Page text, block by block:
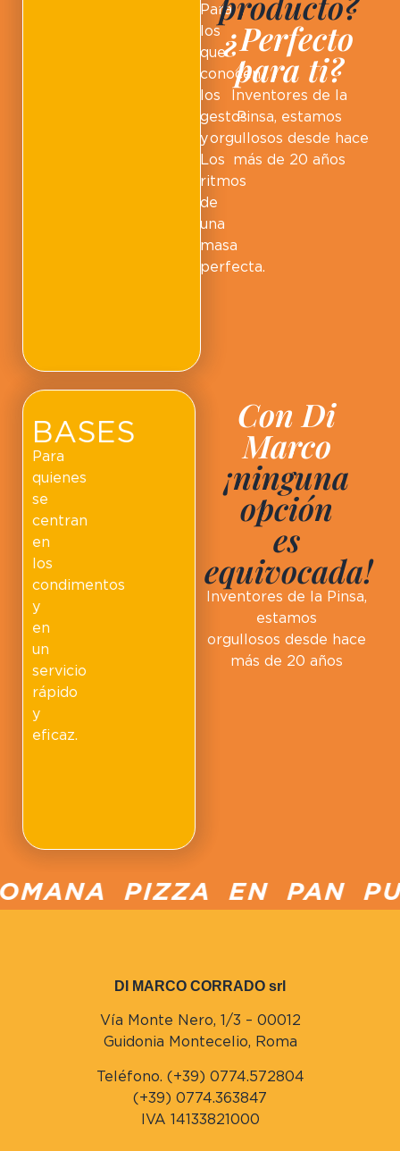
Para
los
que
conocen
los
gestos
y
Los
ritmos
de
una
masa
perfecta.
¿Perfecto
para ti?
Inventores de la
Pinsa, estamos
orgullosos desde hace
más de 20 años
Con Di
Marco
¡ninguna
opción
es
equivocada!
Inventores de la Pinsa,
estamos
orgullosos desde hace
más de 20 años
BASES
Para
quienes
se
centran
en
los
condimentos
y
en
un
servicio
rápido
y
eficaz.
PIZZA EN PAN
DI MARCO CORRADO srl
Vía Monte Nero, 1/3 – 00012
Guidonia Montecelio, Roma
Teléfono. (+39) 0774.572804
(+39) 0774.363847
IVA 14133821000